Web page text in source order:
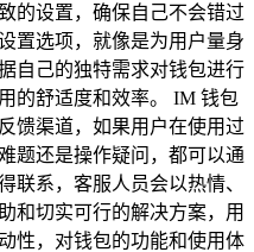
的设置，确保自己不会错过
置选项，就像是为用户量身
自己的独特需求对钱包进行
的舒适度和效率。 IM 钱包
馈渠道，如果用户在使用过
题还是操作疑问，都可以通
联系，客服人员会以热情、
和切实可行的解决方案，用
性，对钱包的功能和使用体